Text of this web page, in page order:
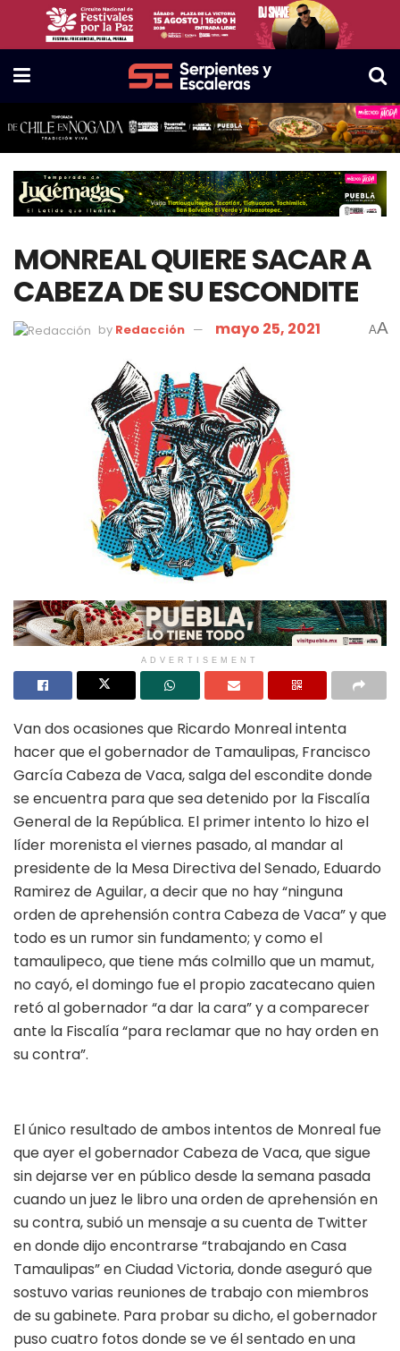
MONREAL QUIERE SACAR A
CABEZA DE SU ESCONDITE
by Redacción mayo 25, 2021 AA
ADVERTISEMENT
Van dos ocasiones que Ricardo Monreal intenta
hacer que el gobernador de Tamaulipas, Francisco
García Cabeza de Vaca, salga del escondite donde
se encuentra para que sea detenido por la Fiscalía
General de la República. El primer intento lo hizo el
líder morenista el viernes pasado, al mandar al
presidente de la Mesa Directiva del Senado, Eduardo
Ramirez de Aguilar, a decir que no hay “ninguna
orden de aprehensión contra Cabeza de Vaca” y que
todo es un rumor sin fundamento; y como el
tamaulipeco, que tiene más colmillo que un mamut,
no cayó, el domingo fue el propio zacatecano quien
retó al gobernador “a dar la cara” y a comparecer
ante la Fiscalía “para reclamar que no hay orden en
su contra”.
El único resultado de ambos intentos de Monreal fue
que ayer el gobernador Cabeza de Vaca, que sigue
sin dejarse ver en público desde la semana pasada
cuando un juez le libro una orden de aprehensión en
su contra, subió un mensaje a su cuenta de Twitter
en donde dijo encontrarse “trabajando en Casa
Tamaulipas” en Ciudad Victoria, donde aseguró que
sostuvo varias reuniones de trabajo con miembros
de su gabinete. Para probar su dicho, el gobernador
puso cuatro fotos donde se ve él sentado en una